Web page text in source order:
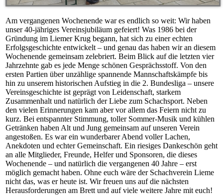
Am vergangenen Wochenende war es endlich so weit: Wir haben
unser 40-jähriges Vereinsjubiläum gefeiert! Was 1986 bei der
Gründung im Liemer Krug begann, hat sich zu einer echten
Erfolgsgeschichte entwickelt – und genau das haben wir an diesem
Wochenende gemeinsam zelebriert. Beim Blick auf die letzten vier
Jahrzehnte gab es jede Menge schönen Gesprächsstoff. Von den
ersten Partien über unzählige spannende Mannschaftskämpfe bis
hin zu unserem historischen Aufstieg in die 2. Bundesliga – unsere
Vereinsgeschichte ist geprägt von Leidenschaft, starkem
Zusammenhalt und natürlich der Liebe zum Schachsport. Neben
den vielen Erinnerungen kam aber vor allem das Feiern nicht zu
kurz. Bei entspannter Stimmung, toller Sommer-Musik und kühlen
Getränken haben Alt und Jung gemeinsam auf unseren Verein
angestoßen. Es war ein wunderbarer Abend voller Lachen,
Anekdoten und echter Gemeinschaft. Ein riesiges Dankeschön geht
an alle Mitglieder, Freunde, Helfer und Sponsoren, die dieses
Wochenende – und natürlich die vergangenen 40 Jahre – erst
möglich gemacht haben. Ohne euch wäre der Schachverein Lieme
nicht das, was er heute ist. Wir freuen uns auf die nächsten
Herausforderungen am Brett und auf viele weitere Jahre mit euch!